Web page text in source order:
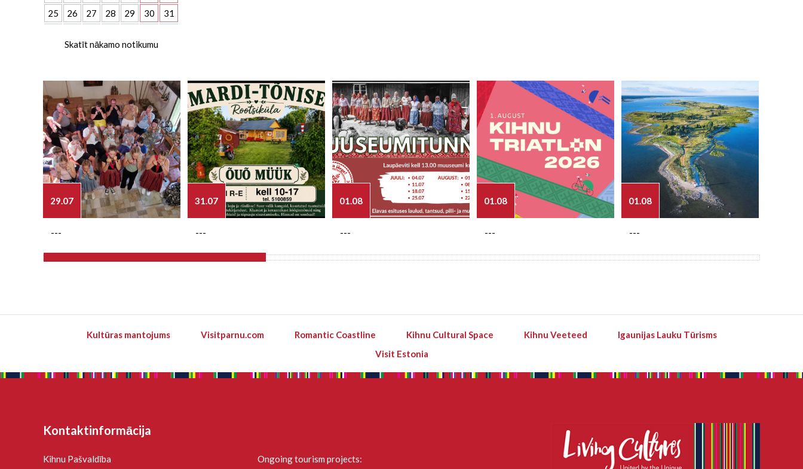
25
26 27 28 29 30 31
Skatīt nākamo notikumu
29.07
---
31.07
---
01.08
---
01.08
---
01.08
---
Kultūras mantojums Visitparnu.com Romantic Coastline Kihnu Cultural Space Kihnu Veeteed
Igaunijas Lauku Tūrisms
Visit Estonia
Kontaktinformācija
Kihnu Pašvaldība
Ongoing tourism projects: